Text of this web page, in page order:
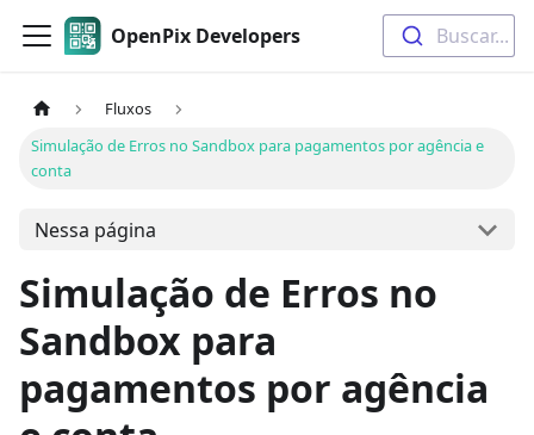
OpenPix Developers Buscar...
Fluxos
Simulação de Erros no Sandbox para pagamentos por agência e
conta
Nessa página
Simulação de Erros no
Sandbox para
pagamentos por agência